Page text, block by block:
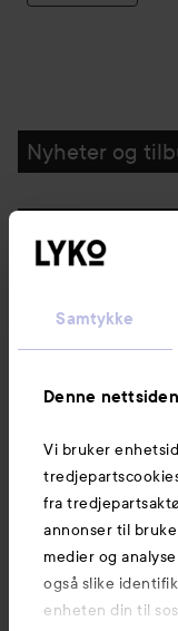
Samtykke
Denne
Vi bruker
fra
annonser til
medier og
også slike
enheten din til
Nyheter og
Kundeservice
Informasjon
Også av